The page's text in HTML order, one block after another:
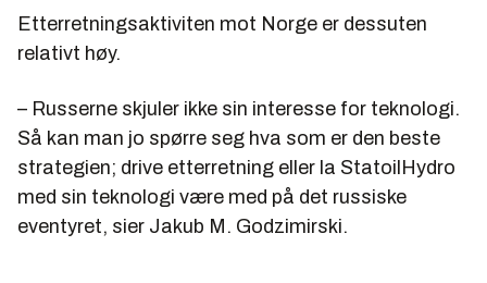
Etterretningsaktiviten mot Norge er dessuten
relativt høy.
– Russerne skjuler ikke sin interesse for teknologi.
Så kan man jo spørre seg hva som er den beste
strategien; drive etterretning eller la StatoilHydro
med sin teknologi være med på det russiske
eventyret, sier Jakub M. Godzimirski.